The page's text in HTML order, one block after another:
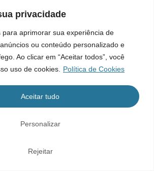
privacidade
para aprimorar sua experiência de
ou conteúdo personalizado e
Ao clicar em “Aceitar todos”, você
uso de cookies.
Política de Cookies
Personalizar
Rejeitar
Aceitar tudo